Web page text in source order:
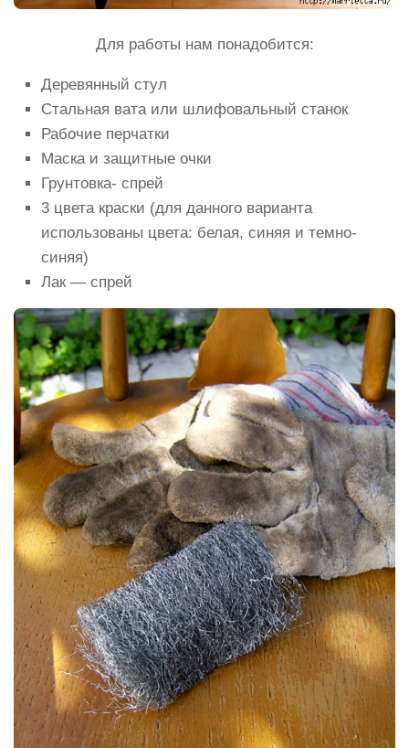
Для работы нам понадобится:
Деревянный стул
Стальная вата или шлифовальный станок
Рабочие перчатки
Маска и защитные очки
Грунтовка- спрей
3 цвета краски (для данного варианта
использованы цвета: белая, синяя и темно-
синяя)
Лак — спрей